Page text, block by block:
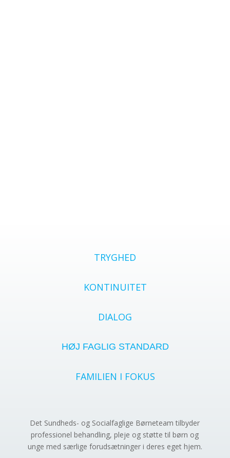
TRYGHED
KONTINUITET
DIALOG
HØJ FAGLIG STANDARD
FAMILIEN I FOKUS
Det Sundheds- og Socialfaglige Børneteam tilbyder
professionel behandling, pleje og støtte til børn og
unge med særlige forudsætninger i deres eget hjem.